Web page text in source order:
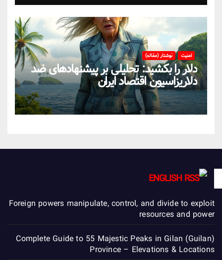
امنیت نوشتار (مقاله)
دلار را بکشید: تحلیلی بر پیشنهادهای ضد
دلاریزاسیون اقتصاد ایران
ENGLISH
Foreign powers manipulate, control, and divide to exploit
resources and power
Complete Guide to 55 Majestic Peaks in Gilan (Guilan)
Province – Elevations & Locations